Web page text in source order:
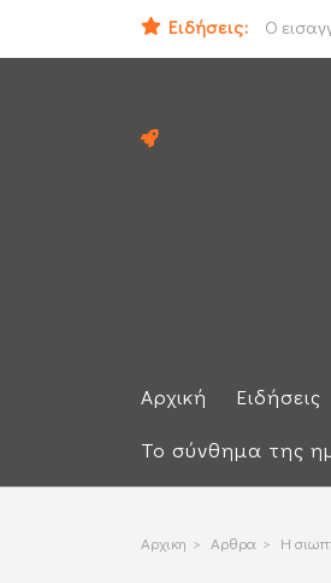
Ειδήσεις:
Ο
ΟΟΣΑ:
Αρχική Ειδήσεις
Το σύνθημα της
Αρχικη > Αρθρα > Η